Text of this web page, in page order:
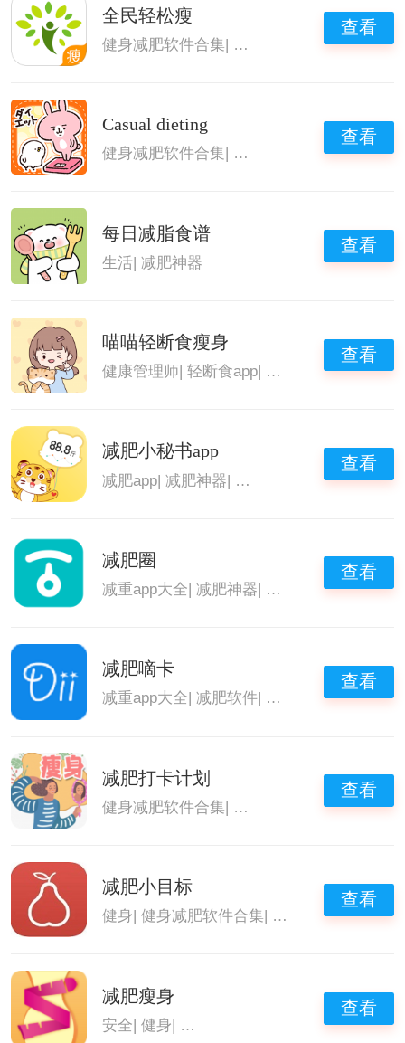
全民轻松瘦
健身减肥软件合集| 减肥软件 减肥神器|减
查看
Casual dieting
健身减肥软件合集 减肥软件 减肥app|减肥
查看
每日减脂食谱
生活|减肥神器
查看
喵喵轻断食瘦身
健康管理师 |轻断食app 减肥神器
查看
减肥小秘书app
减肥app|减肥神器| 减肥计划设定软件|免费
查看
减肥圈
减重app大全|减肥神器| 减肥计划设定软件|
查看
减肥嘀卡
减重app大全 |减肥软件 减肥app |减肥神器
查看
减肥打卡计划
健身减肥软件合集| 减重app大全 |减肥app|
查看
减肥小目标
健身 |健身减肥软件合集 减重app大全|减肥
查看
减肥瘦身
安全|健身| 健身减肥软件合集 减肥神器
查看